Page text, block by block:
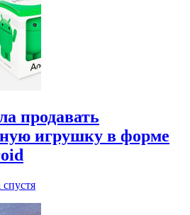
продавать
игрушку в форме
спустя